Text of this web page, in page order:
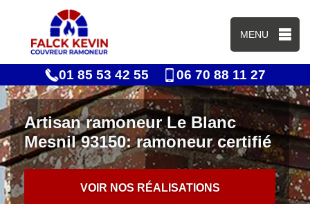
MENU
01 85 53 42 55 06 70 88 11 27
Artisan ramoneur Le Blanc
Mesnil 93150: ramoneur certifié
VOIR NOS RÉALISATIONS